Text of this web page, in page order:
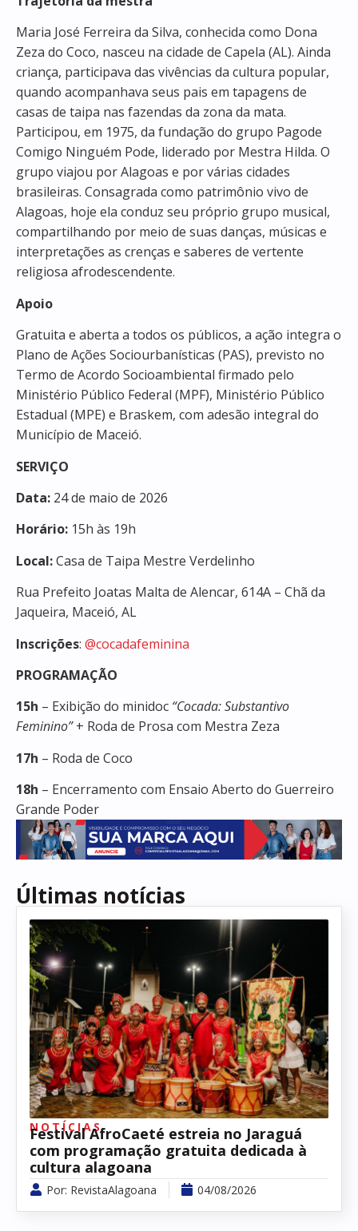
Maria José Ferreira da Silva, conhecida como Dona
Zeza do Coco, nasceu na cidade de Capela (AL). Ainda
criança, participava das vivências da cultura popular,
quando acompanhava seus pais em tapagens de
casas de taipa nas fazendas da zona da mata.
Participou, em 1975, da fundação do grupo Pagode
Comigo Ninguém Pode, liderado por Mestra Hilda. O
grupo viajou por Alagoas e por várias cidades
brasileiras. Consagrada como patrimônio vivo de
Alagoas, hoje ela conduz seu próprio grupo musical,
compartilhando por meio de suas danças, músicas e
interpretações as crenças e saberes de vertente
religiosa afrodescendente.
Apoio
Gratuita e aberta a todos os públicos, a ação integra o
Plano de Ações Sociourbanísticas (PAS), previsto no
Termo de Acordo Socioambiental firmado pelo
Ministério Público Federal (MPF), Ministério Público
Estadual (MPE) e Braskem, com adesão integral do
Município de Maceió.
SERVIÇO
Data: 24 de maio de 2026
Horário: 15h às 19h
Local:Casa de Taipa Mestre Verdelinho
Rua Prefeito Joatas Malta de Alencar, 614A – Chã da
Jaqueira, Maceió, AL
Inscrições: @cocadafeminina
PROGRAMAÇÃO
15h – Exibição do minidoc “Cocada: Substantivo
Feminino”+ Roda de Prosa com Mestra Zeza
17h – Roda de Coco
18h – Encerramento com Ensaio Aberto do Guerreiro
Grande Poder
Últimas notícias
NOTÍCIAS
Festival AfroCaeté estreia no Jaraguá
com programação gratuita dedicada à
cultura alagoana
Por: RevistaAlagoana 04/08/2026